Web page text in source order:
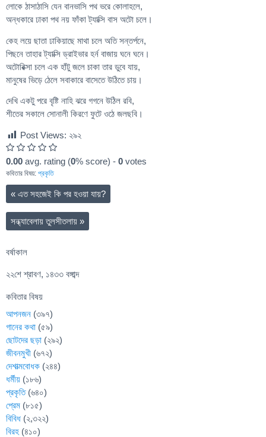
লোকে ঠাসাঠাসি যেন বানভাসি পথ ভরে কোলাহলে,
অন্ধকারে ঢাকা পথ নয় ফাঁকা ট্যাক্সি বাস অটো চলে।
কেহ লয়ে ছাতা ঢাকিয়াছে মাথা চলে অতি সন্তর্পনে,
পিছনে তাহার ট্যাক্সি ড্রাইভার হর্ন বাজায় ঘনে ঘনে।
অটোরিক্সা চলে এক হাঁটু জলে চাকা তার ডুবে যায়,
মানুষের ভিড়ে ঠেলে সবাকারে বাসেতে উঠিতে চায়।
দেখি একটু পরে বৃষ্টি নাহি ঝরে গগনে উঠিল রবি,
শীতের সকালে সোনালী কিরণে ফুটে ওঠে জলছবি।
Post Views: ২৯২
0.00 avg. rating (0% score) - 0 votes
কবিতার বিষয়: প্রকৃতি
« এত সহজেই কি পর হওয়া যায়?
সন্ধ্যাবেলায় তুলসীতলায় »
বর্ষাকাল
২২শে শ্রাবণ, ১৪৩৩ বঙ্গাব্দ
কবিতার বিষয়
আপনজন (৩৯৭)
গানের কথা (৫৯)
ছোটদের ছড়া (২৯২)
জীবনমুখী (৬৭২)
দেশাত্মবোধক (২৪৪)
ধর্মীয় (১৮৬)
প্রকৃতি(৬৪০)
প্রেম (৮১৫)
বিবিধ (২,৩২২)
বিরহ (৪১০)